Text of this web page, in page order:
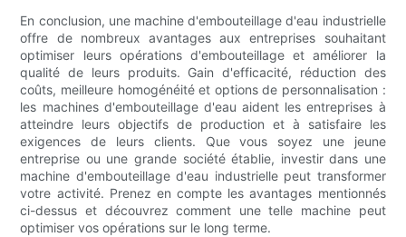
En conclusion, une machine d'embouteillage d'eau industrielle
offre de nombreux avantages aux entreprises souhaitant
optimiser leurs opérations d'embouteillage et améliorer la
qualité de leurs produits. Gain d'efficacité, réduction des
coûts, meilleure homogénéité et options de personnalisation :
les machines d'embouteillage d'eau aident les entreprises à
atteindre leurs objectifs de production et à satisfaire les
exigences de leurs clients. Que vous soyez une jeune
entreprise ou une grande société établie, investir dans une
machine d'embouteillage d'eau industrielle peut transformer
votre activité. Prenez en compte les avantages mentionnés
ci-dessus et découvrez comment une telle machine peut
optimiser vos opérations sur le long terme.